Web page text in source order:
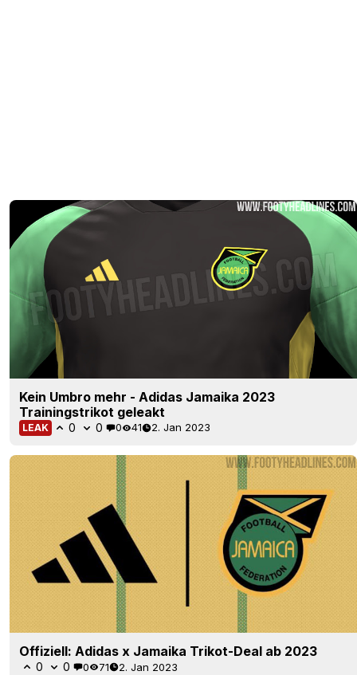
Kein Umbro mehr - Adidas Jamaika 2023
Trainingstrikot geleakt
LEAK 0 0 0 41 2. Jan 2023
Offiziell: Adidas x Jamaika Trikot-Deal ab 2023
0 0 0 71 2. Jan 2023